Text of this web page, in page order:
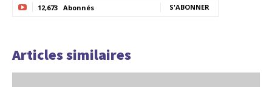
12,673 Abonnés S'ABONNER
Articles similaires